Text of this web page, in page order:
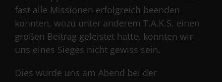
fast alle Missionen erfolgreich beenden
konnten, wozu unter anderem T.A.K.S. einen
großen Beitrag geleistet hatte, konnten wir
uns eines Sieges nicht gewiss sein.
Dies wurde uns am Abend bei der